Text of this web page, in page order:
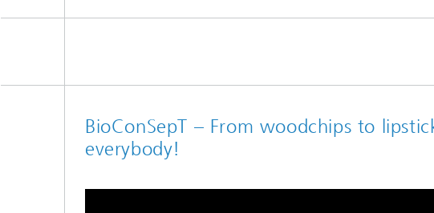
BioConSepT – From woodchips to
everybody!